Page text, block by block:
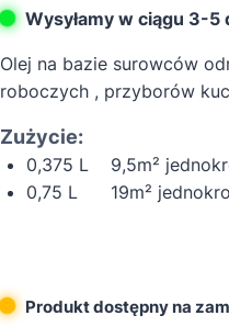
Wysyłamy w ciągu 3-5
Olej na bazie surowców
roboczych , przyborów
Zużycie:
0,375 L 9,5m²
0,75 L 19m²
Produkt dostępny na